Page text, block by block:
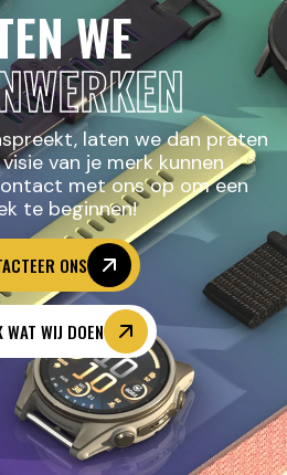
WE
laten we dan praten
van je merk kunnen
met ons op om een
te beginnen!
ONS
WAT WIJ DOEN